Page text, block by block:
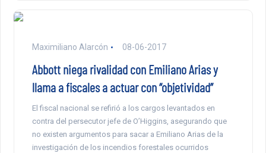
Maximiliano Alarcón 08-06-2017
Abbott niega rivalidad con Emiliano Arias y
llama a fiscales a actuar con “objetividad”
El fiscal nacional se refirió a los cargos levantados en
contra del persecutor jefe de O’Higgins, asegurando que
no existen argumentos para sacar a Emiliano Arias de la
investigación de los incendios forestales ocurridos